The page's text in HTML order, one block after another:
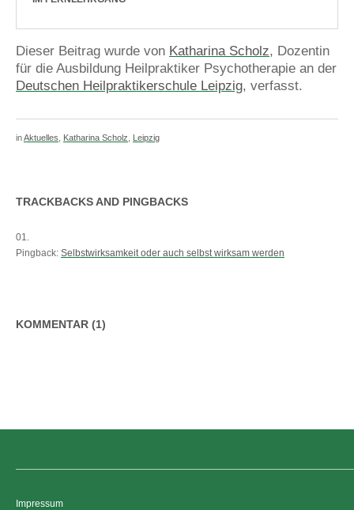
Dieser Beitrag wurde von Katharina Scholz, Dozentin
für die Ausbildung Heilpraktiker Psychotherapie an der
Deutschen Heilpraktikerschule Leipzig, verfasst.
inAktuelles Katharina Scholz Leipzig
TRACKBACKS AND PINGBACKS
Pingback: Selbstwirksamkeit oder auch selbst wirksam werden
KOMMENTAR (1)
Impressum